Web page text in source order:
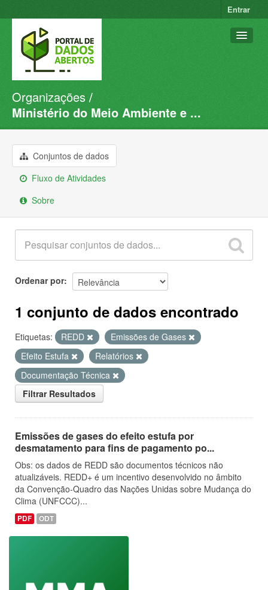
Entrar
Conjuntos de dados
Organizações
Sobre
Organizações
Ministério do Meio Ambiente e ...
Conjuntos de dados
Fluxo de Atividades
Sobre
Ordenar por
1 conjunto de dados encontrado
Etiquetas: REDD
Emissões de Gases
Efeito Estufa
Relatórios
Documentação Técnica
Filtrar Resultados
Emissões de gases do efeito estufa por
desmatamento para fins de pagamento po...
Obs: os dados de REDD são documentos técnicos não
atualizáveis. REDD+ é um incentivo desenvolvido no âmbito
da Convenção-Quadro das Nações Unidas sobre Mudança do
Clima (UNFCCC)...
PDF ODT